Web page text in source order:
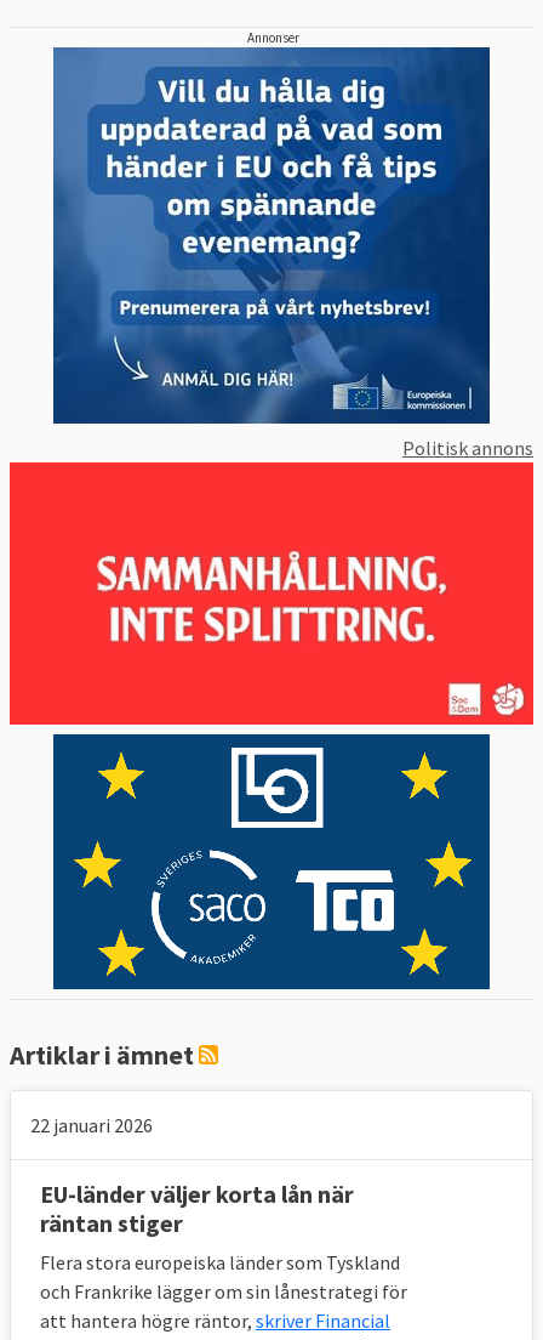
Annonser
Politisk annons
Artiklar i ämnet
22 januari 2026
EU-länder väljer korta lån när
räntan stiger
Flera stora europeiska länder som Tyskland
och Frankrike lägger om sin lånestrategi för
att hantera högre räntor, skriver Financial